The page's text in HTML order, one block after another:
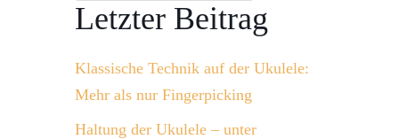
Letzter Beitrag
Klassische Technik auf der Ukulele:
Mehr als nur Fingerpicking
Haltung der Ukulele – unter